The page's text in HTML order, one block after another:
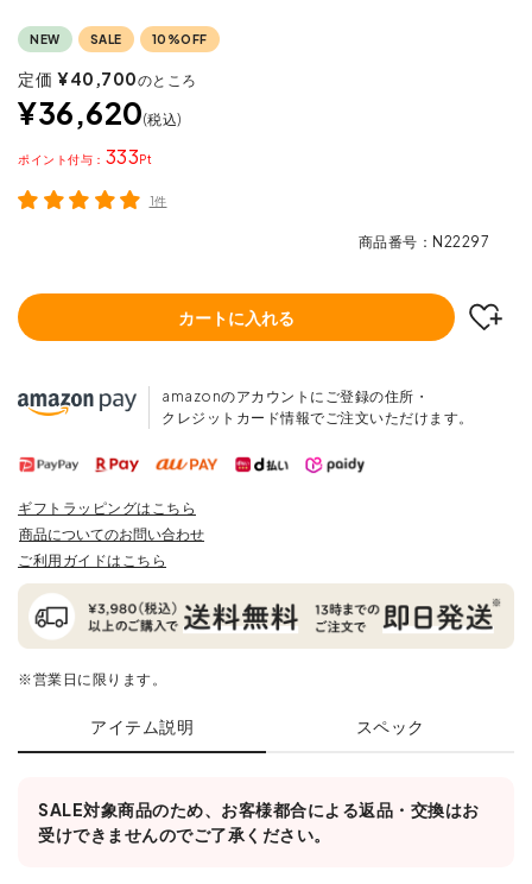
NEW SALE 10%OFF
定価 ¥40,700のところ
¥36,620 税込
333
ポイント
1件
商品番号 N22297
カートに入れる
amazonのアカウントにご登録の住所・
クレジットカード情報でご注文いただけます。
ギフトラッピングはこちら
商品についてのお問い合わせ
ご利用ガイドはこちら
※営業日に限ります。
アイテム説明 スペック
SALE対象商品のため、お客様都合による返品・交換はお
受けできませんのでご了承ください。